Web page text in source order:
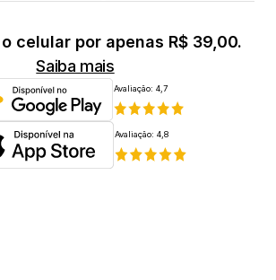
Saiba mais
Avaliação: 4,7
Avaliação: 4,8